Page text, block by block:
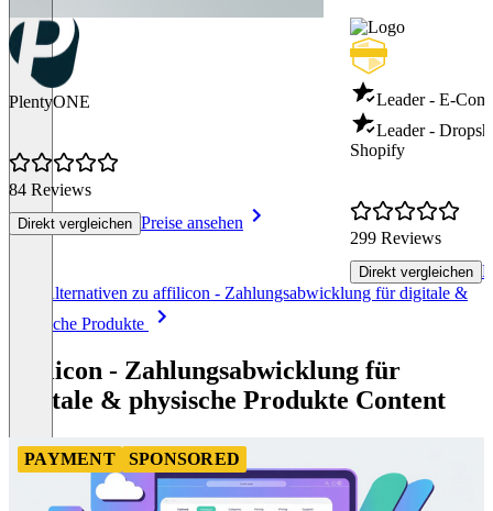
PlentyONE
84 Reviews
Direkt vergleichen Preise ansehen
Leader - E-
Leader -
Shopify
299 Reviews
Direkt vergleichen
Alle Alternativen zu affilicon - Zahlungsabwicklung für digitale &
physische Produkte
affilicon - Zahlungsabwicklung für
digitale & physische Produkte Content
PAYMENT SPONSORED